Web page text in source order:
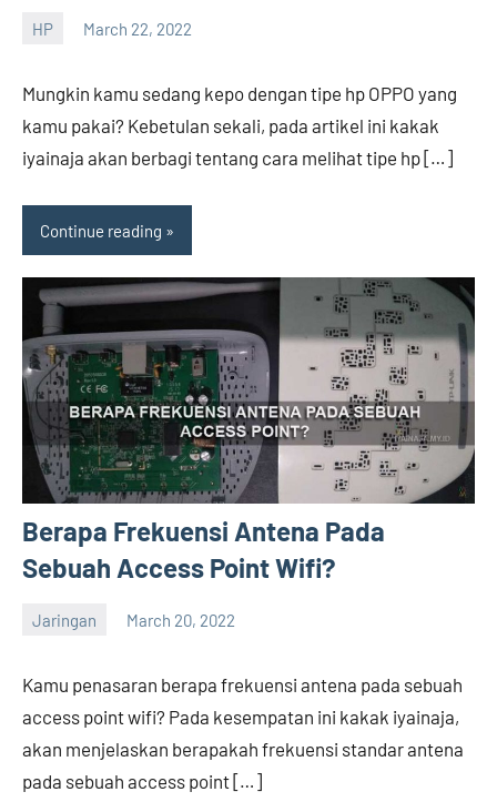
HP March 22, 2022
Mungkin kamu sedang kepo dengan tipe hp OPPO yang
kamu pakai? Kebetulan sekali, pada artikel ini kakak
iyainaja akan berbagi tentang cara melihat tipe hp […]
Continue reading
Berapa Frekuensi Antena Pada
Sebuah Access Point Wifi?
Jaringan March 20, 2022
Hengky
Kamu penasaran berapa frekuensi antena pada sebuah
access point wifi? Pada kesempatan ini kakak iyainaja,
akan menjelaskan berapakah frekuensi standar antena
pada sebuah access point […]